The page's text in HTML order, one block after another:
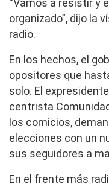
“Vamos a resistir y
organizado”, dijo la
radio.
En los hechos, el
opositores que
solo. El
centrista
los comicios,
elecciones con un
sus seguidores a
En el frente más